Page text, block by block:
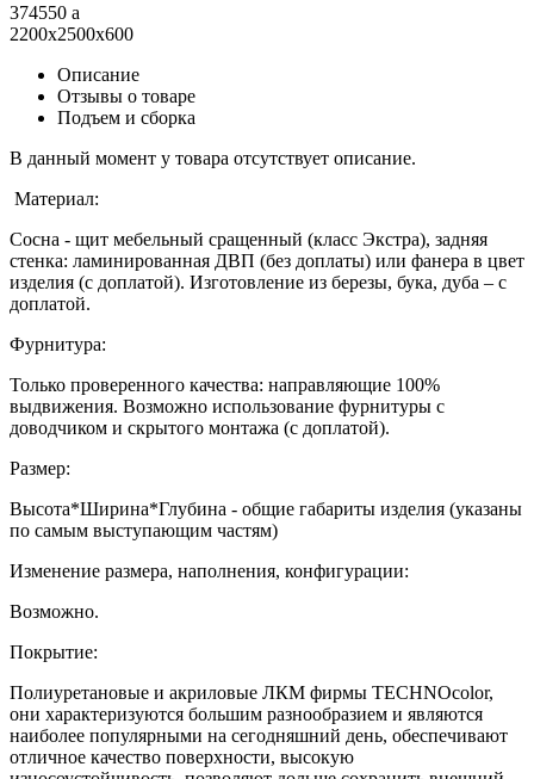
374550 a
2200x2500x600
Описание
Отзывы о товаре
Подъем и сборка
В данный момент у товара отсутствует описание.
Материал:
Сосна - щит мебельный сращенный (класс Экстра), задняя
стенка: ламинированная ДВП (без доплаты) или фанера в цвет
изделия (с доплатой). Изготовление из березы, бука, дуба – с
доплатой.
Фурнитура:
Только проверенного качества: направляющие 100%
выдвижения. Возможно использование фурнитуры с
доводчиком и скрытого монтажа (с доплатой).
Размер:
Высота*Ширина*Глубина - общие габариты изделия (указаны
по самым выступающим частям)
Изменение размера, наполнения, конфигурации:
Возможно.
Покрытие:
Полиуретановые и акриловые ЛКМ фирмы TECHNOcolor,
они характеризуются большим разнообразием и являются
наиболее популярными на сегодняшний день, обеспечивают
отличное качество поверхности, высокую